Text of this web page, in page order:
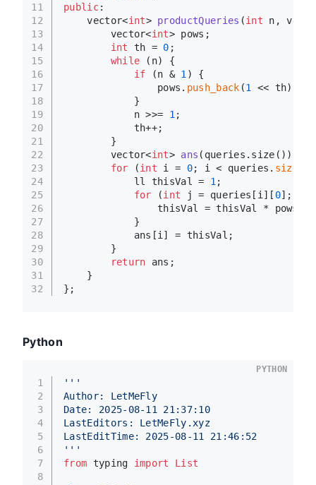
11
12
13
14
15
16
17
18
19
20
21
22
23
24
25
26
27
28
29
30
31
32
public:
vector<int> productQueries (int n,
        vector<
int> pows;
int th = 0 ;
while (n) {
if (n & 1 ) {
                pows.
push_back (1
<< th);
            }
            n >>=
1 ;
            th++;
        }
vector<int> ans (queries.size())
for (int i = 0; i < queries. size
            ll thisVal =
1 ;
for (int j = queries[i][ 0]; j
thisVal = thisVal *
            }
            ans[i] = thisVal;
        }
return ans;
    }
};
Python
1
2
3
4
5
6
7
8
'''
Author: LetMeFly
Date: 2025-08-11 21:37:10
LastEditors: LetMeFly.xyz
LastEditTime: 2025-08-11 21:46:52
'''
from typing import List
PYTHON